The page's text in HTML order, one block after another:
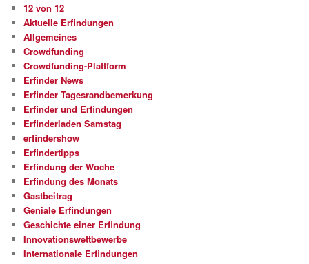
12 von 12
Aktuelle Erfindungen
Allgemeines
Crowdfunding
Crowdfunding-Plattform
Erfinder News
Erfinder Tagesrandbemerkung
Erfinder und Erfindungen
Erfinderladen Samstag
erfindershow
Erfindertipps
Erfindung der Woche
Erfindung des Monats
Gastbeitrag
Geniale Erfindungen
Geschichte einer Erfindung
Innovationswettbewerbe
Internationale Erfindungen